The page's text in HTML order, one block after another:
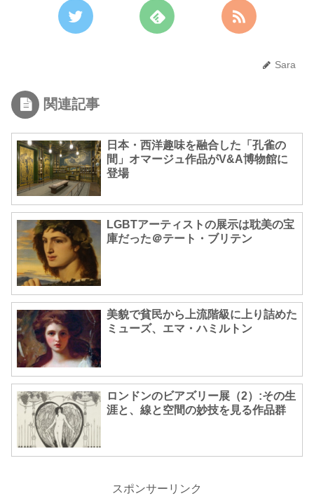
Sara
関連記事
日本・西洋趣味を融合した「孔雀の
間」オマージュ作品がV&A博物館に
登場
LGBTアーティストの展示は耽美の宝
庫だった＠テート・ブリテン
美貌で貧民から上流階級に上り詰めた
ミューズ、エマ・ハミルトン
ロンドンのビアズリー展（2）:その生
涯と、線と空間の妙技を見る作品群
スポンサーリンク